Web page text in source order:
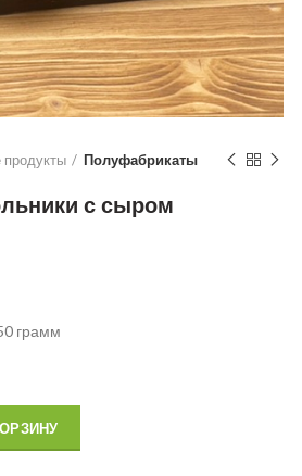
Полуфабрикаты
с сыром
грамм